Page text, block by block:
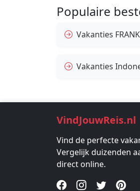
Populaire
Vakanties
Vakanties
VindJouwReis.nl
Vind de perfecte
Vergelijk duizenden
direct online.